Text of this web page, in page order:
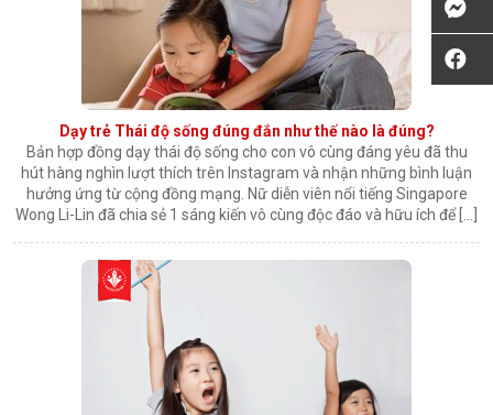
Dạy trẻ Thái độ sống đúng đắn như thế nào là đúng?
Bản hợp đồng dạy thái độ sống cho con vô cùng đáng yêu đã thu
hút hàng nghìn lượt thích trên Instagram và nhận những bình luận
hưởng ứng từ cộng đồng mạng. Nữ diễn viên nổi tiếng Singapore
Wong Li-Lin đã chia sẻ 1 sáng kiến vô cùng độc đáo và hữu ích để […]